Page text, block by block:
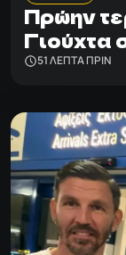
Πρώην
Γιούχτα
51 ΛΕΠΤΑ ΠΡΙΝ